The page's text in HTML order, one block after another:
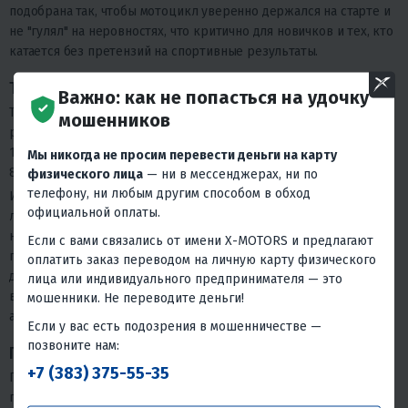
подобрана так, чтобы мотоцикл уверенно держался на старте и
не "гулял" на неровностях, что критично для новичков и тех, кто
катается без претензий на спортивные результаты.
Тормоза, колеса и электрика
Тормозная система - вентилируемые диски от KTM в сочетании с
разработками ANJIE, гидравлика спереди и сзади. Колесная база
1470 мм, размер колес 21/18 со стальными ободами, шины
80/100-21 и 110/100-18.
Из приятных деталей: светодиодная передняя фара с пятью
линзами и ЖК-приборная панель. Это не просто "для галочки" -
на эндуро-маршрутах, где темнеет быстрее, чем заканчивается
покатушка, нормальный свет реально решает, доедете вы
домой комфортно или на ощупь. Вся электрика защищена
влагостойкими разъемами, а питание идет от легкого Li-ion
аккумулятора (12В, около 200 грамм).
Пластик, руль и навеска
Пластик выполнен по образцу KTM2020 - распространенный и
практичный вариант, к которому легко найти запчасти. Руль -
Важно: как не попасться на удочку
мошенников
Мы никогда не просим перевести деньги на карту
физического лица — ни в мессенджерах, ни по
телефону, ни любым другим способом в обход
официальной оплаты.
Если с вами связались от имени X-MOTORS и предлагают
оплатить заказ переводом на личную карту физического
лица или индивидуального предпринимателя — это
мошенники. Не переводите деньги!
Если у вас есть подозрения в мошенничестве —
позвоните нам:
+7 (383) 375-55-35